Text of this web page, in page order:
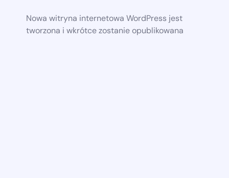
Nowa witryna internetowa WordPress jest
tworzona i wkrótce zostanie opublikowana